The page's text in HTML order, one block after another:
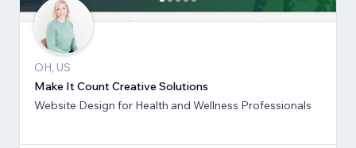
OH, US
Make It Count Creative Solutions
Website Design for Health and Wellness Professionals